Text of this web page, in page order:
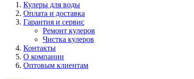
Кулеры для воды
Оплата и доставка
Гарантия и сервис
Ремонт кулеров
Чистка кулеров
Контакты
О компании
Оптовым клиентам